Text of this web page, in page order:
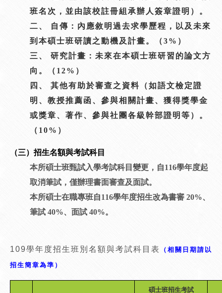
班名次，並由該校註冊組承辦人簽章證明）。
二、 自傳：內應敘明過去求學歷程，以及未來
到本碩士班研讀之動機及計畫。（3%）
三、 研究計畫：未來在本碩士班研習的論文方
向。（12%）
四、 其他有助於審查之資料（如語文檢定證
明、教授推薦函、參與相關計畫、獲得獎學金
或獎章、著作、參與社團各級幹部證明等）。
（10%）
（三）招生名額與考試科目
本所碩士班甄試入學考試科目變更，自116學年度起
取消筆試，僅辦理書面審查及面試。
本所碩士在職專班自116學年度招生改為書審 20%、
筆試 40%、面試 40%。
109學年度招生班別名額與考試科目表 （相關日期請以
招生簡章為準）
碩士班招生考試